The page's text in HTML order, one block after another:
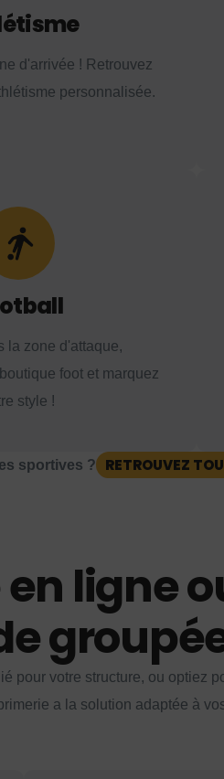
d'arrivée ! Retrouvez
personnalisée.
la zone d'attaque,
foot et marquez
style !
sportives ? RETROUVEZ
ligne
pour votre structure, ou optiez
a la solution adaptée à